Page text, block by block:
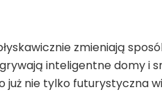
zmieniają
inteligentne domy i
już nie tylko futurystyczna